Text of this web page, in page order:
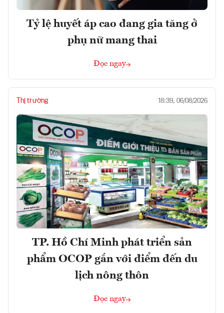
Tỷ lệ huyết áp cao đang gia tăng ở
phụ nữ mang thai
Đọc ngay
Thị trường 18:39, 06/08/2026
TP. Hồ Chí Minh phát triển sản
phẩm OCOP gắn với điểm đến du
lịch nông thôn
Đọc ngay